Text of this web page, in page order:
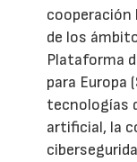
cooperación
de los
Plataforma
para Europa
tecnologías
artificial, la